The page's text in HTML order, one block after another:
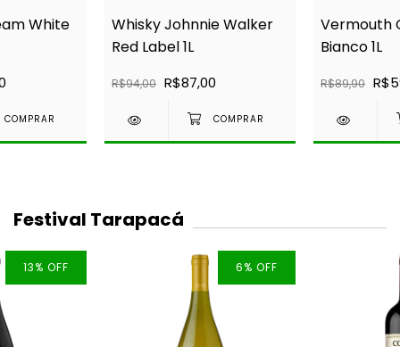
White
Whisky Johnnie Walker
Red Label 1L
R$94,00 R$87,00
Vermouth
Bianco 1L
R$89,90
Festival Tarapacá
13% OFF 6% OFF